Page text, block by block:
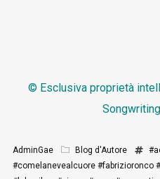
© Esclusiva proprietà
AdminGae Blog d'Autore
#comelanevealcuore #fabrizioronco